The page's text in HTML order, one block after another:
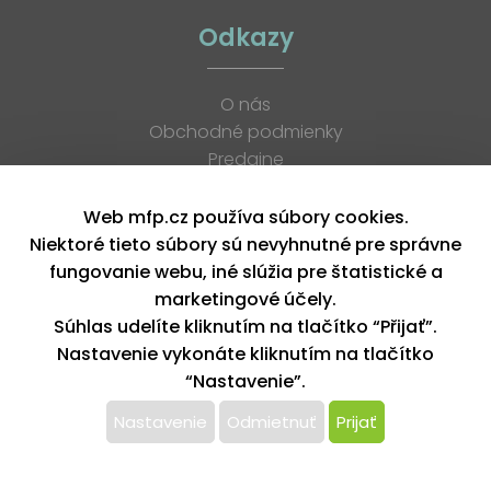
Odkazy
O nás
Obchodné podmienky
Predajne
K stiahnutiu
Blog
Kontakt
Kariéra
XML feed
Copyright © 2026, MFP paper s. r. o. | Všetky práva vyhradené
design by MFP
Tento web používa k poskytovaniu služieb,
Web mfp.cz používa súbory cookies.
Niektoré tieto súbory sú nevyhnutné pre správne
fungovanie webu, iné slúžia pre štatistické a
marketingové účely.
Súhlas udelíte kliknutím na tlačítko “Přijať”.
Nastavenie vykonáte kliknutím na tlačítko
“Nastavenie”.
Nastavenie Odmietnuť Prijať